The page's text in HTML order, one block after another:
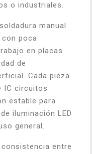
o industriales.
manual
poca
en placas
de
Cada pieza
IC circuitos
estable para
iluminación LED
general.
entre